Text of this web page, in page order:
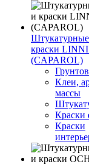
краски
(CAPAROL)
Клеи,
массы
Краски
Краски